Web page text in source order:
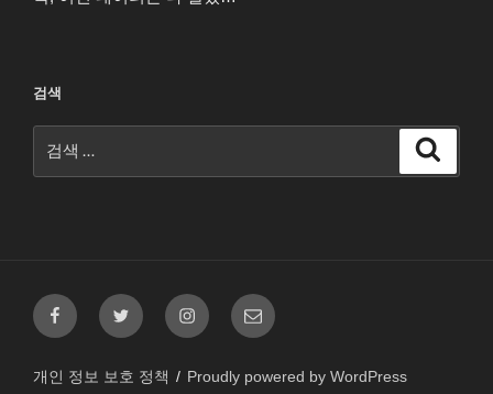
검색
색:
페
이
트
위
인
스
이
메
개인 정보 보호 정책 Proudly powered by WordPress